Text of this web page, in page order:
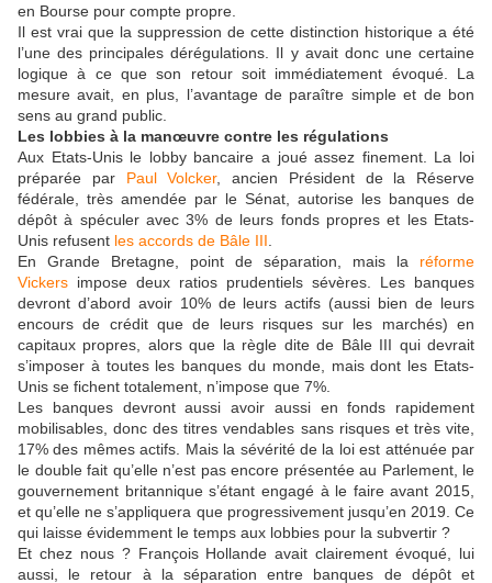
en Bourse pour compte propre.
Il est vrai que la suppression de cette distinction historique a été
l’une des principales dérégulations. Il y avait donc une certaine
logique à ce que son retour soit immédiatement évoqué. La
mesure avait, en plus, l’avantage de paraître simple et de bon
sens au grand public.
Les lobbies à la manœuvre contre les régulations
Aux Etats-Unis le lobby bancaire a joué assez finement. La loi
préparée par Paul Volcker, ancien Président de la Réserve
fédérale, très amendée par le Sénat, autorise les banques de
dépôt à spéculer avec 3% de leurs fonds propres et les Etats-
Unis refusent les accords de Bâle III
En Grande Bretagne, point de séparation, mais la réforme
Vickers impose deux ratios prudentiels sévères. Les banques
devront d’abord avoir 10% de leurs actifs (aussi bien de leurs
encours de crédit que de leurs risques sur les marchés) en
capitaux propres, alors que la règle dite de Bâle III qui devrait
s’imposer à toutes les banques du monde, mais dont les Etats-
Unis se fichent totalement, n’impose que 7%.
Les banques devront aussi avoir aussi en fonds rapidement
mobilisables, donc des titres vendables sans risques et très vite,
17% des mêmes actifs. Mais la sévérité de la loi est atténuée par
le double fait qu’elle n’est pas encore présentée au Parlement, le
gouvernement britannique s’étant engagé à le faire avant 2015,
et qu’elle ne s’appliquera que progressivement jusqu’en 2019. Ce
qui laisse évidemment le temps aux lobbies pour la subvertir ?
Et chez nous ? François Hollande avait clairement évoqué, lui
aussi, le retour à la séparation entre banques de dépôt et